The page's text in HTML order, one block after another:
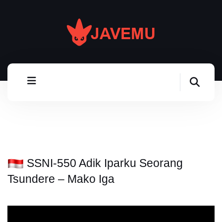
SSNI-550 Adik Iparku Seorang
Tsundere – Mako Iga